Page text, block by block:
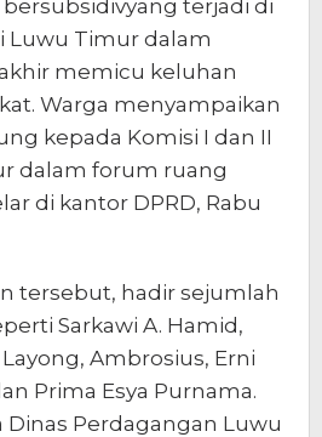
terjadi di
Luwu Timur dalam
memicu keluhan
Warga menyampaikan
kepada Komisi I dan II
dalam forum ruang
di kantor DPRD, Rabu
tersebut, hadir sejumlah
Sarkawi A. Hamid,
Ambrosius, Erni
Prima Esya Purnama.
Dinas Perdagangan Luwu